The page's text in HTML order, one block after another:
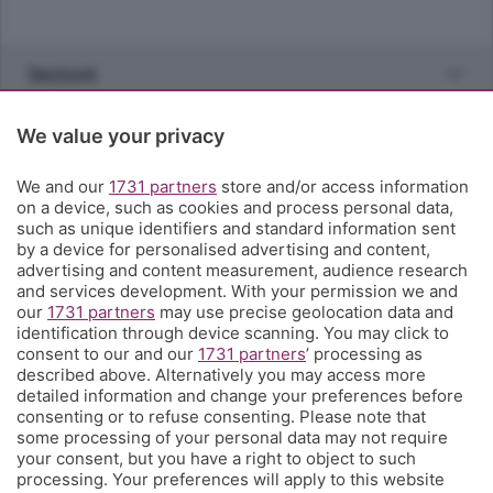
Sezioni
Rubriche
Territorio
Servizi
Chi Siamo
Community
Network
We value your privacy
We and our 1731 partners store and/or access information
on a device, such as cookies and process personal data,
such as unique identifiers and standard information sent
by a device for personalised advertising and content,
advertising and content measurement, audience research
and services development. With your permission we and
our 1731 partners may use precise geolocation data and
identification through device scanning. You may click to
consent to our and our 1731 partners’ processing as
described above. Alternatively you may access more
detailed information and change your preferences before
consenting or to refuse consenting. Please note that
some processing of your personal data may not require
your consent, but you have a right to object to such
processing. Your preferences will apply to this website